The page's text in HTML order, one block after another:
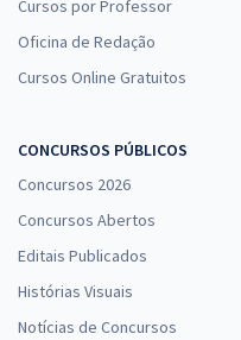
Cursos por Professor
Oficina de Redação
Cursos Online Gratuitos
CONCURSOS PÚBLICOS
Concursos 2026
Concursos Abertos
Editais Publicados
Histórias Visuais
Notícias de Concursos